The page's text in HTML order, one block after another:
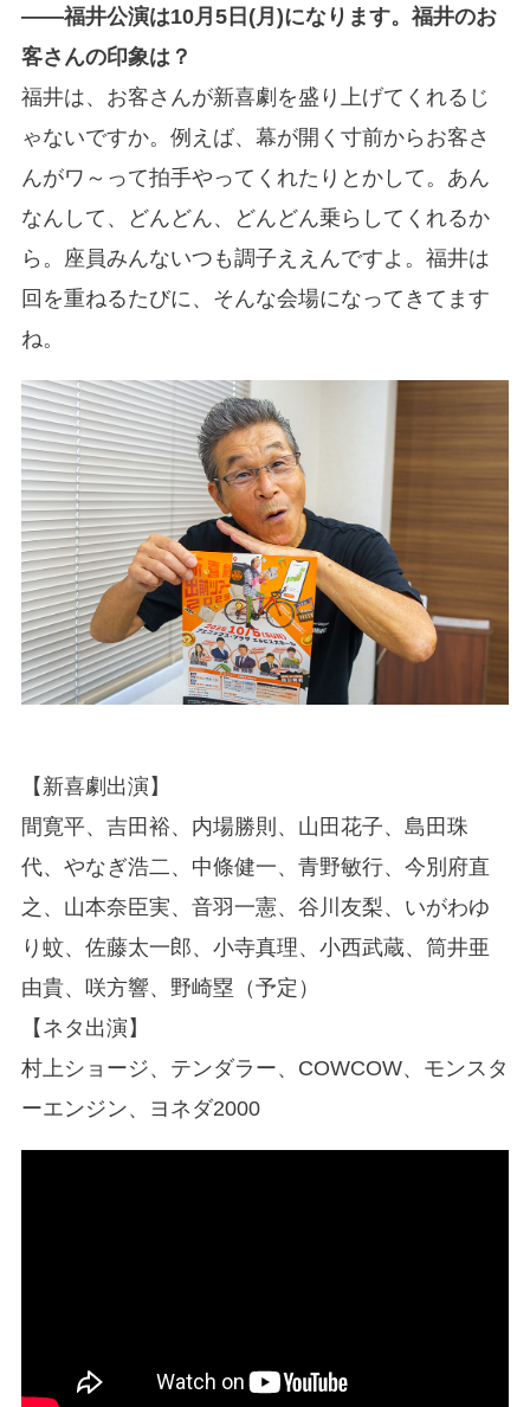
――福井公演は10月5日(月)になります。福井のお
客さんの印象は？
福井は、お客さんが新喜劇を盛り上げてくれるじ
ゃないですか。例えば、幕が開く寸前からお客さ
んがワ～って拍手やってくれたりとかして。あん
なんして、どんどん、どんどん乗らしてくれるか
ら。座員みんないつも調子ええんですよ。福井は
回を重ねるたびに、そんな会場になってきてます
ね。
【新喜劇出演】
間寛平、吉田裕、内場勝則、山田花子、島田珠
代、やなぎ浩二、中條健一、青野敏行、今別府直
之、山本奈臣実、音羽一憲、谷川友梨、いがわゆ
り蚊、佐藤太一郎、小寺真理、小西武蔵、筒井亜
由貴、咲方響、野崎塁（予定）
【ネタ出演】
村上ショージ、テンダラー、COWCOW、モンスタ
ーエンジン、ヨネダ2000